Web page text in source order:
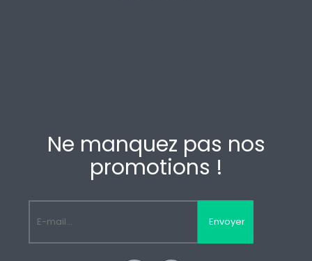
Ne manquez pas nos
promotions !
Envoyer